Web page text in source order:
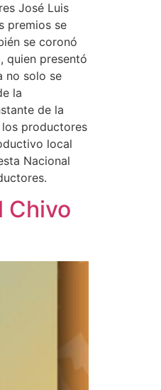
José Luis
premios se
se coronó
quien presentó
no solo se
la
de la
los productores
local
Nacional
Chivo